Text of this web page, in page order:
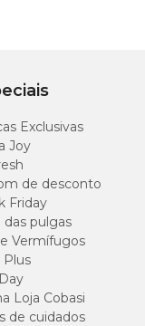
Exclusivas
Joy
de desconto
Friday
das pulgas
Vermífugos
Plus
Loja Cobasi
de cuidados